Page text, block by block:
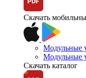
Скачать
Модульные
Модульные
Скачать каталог